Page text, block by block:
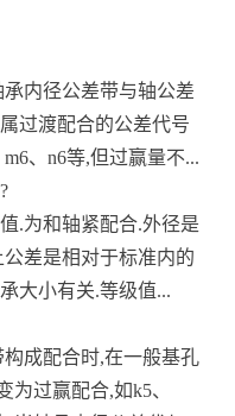
内径公差带与轴公差
过渡配合的公差代号
、n6等,但过赢量不...
.为和轴紧配合.外径是
差是相对于标准内的
大小有关.等级值...
成配合时,在一般基孔
为过赢配合,如k5、